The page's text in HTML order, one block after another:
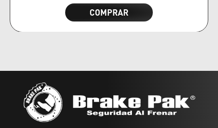
COMPRAR